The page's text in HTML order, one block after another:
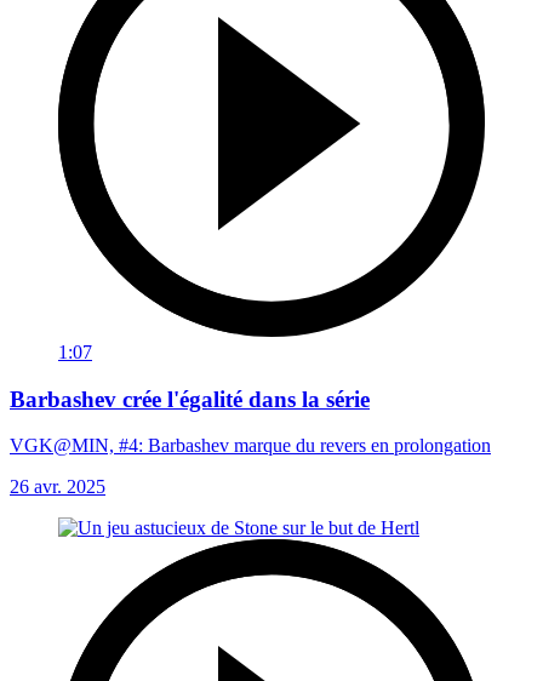
1:07
Barbashev crée l'égalité dans la série
VGK@MIN, #4: Barbashev marque du revers en prolongation
26 avr. 2025